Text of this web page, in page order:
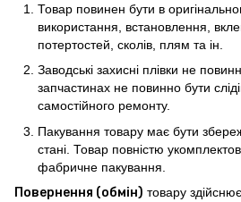
Товар повинен бути в
використання, встановлення,
потертостей, сколів, плям та ін.
Заводські захисні плівки не
запчастинах не повинно бути
самостійного ремонту.
Пакування товару має бути
стані. Товар повністю
фабричне пакування.
Повернення (обмін) товару